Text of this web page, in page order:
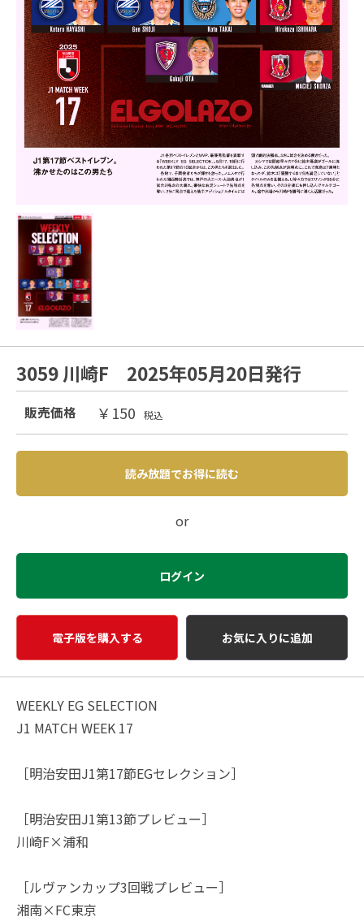
3059 川崎F 2025年05月20日発行
販売価格 ￥150 税込
読み放題でお得に読む
or
ログイン
電子版を購入する お気に入りに追加
WEEKLY EG SELECTION
J1 MATCH WEEK 17
［明治安田J1第17節EGセレクション］
［明治安田J1第13節プレビュー］
川崎F×浦和
［ルヴァンカップ3回戦プレビュー］
湘南×FC東京